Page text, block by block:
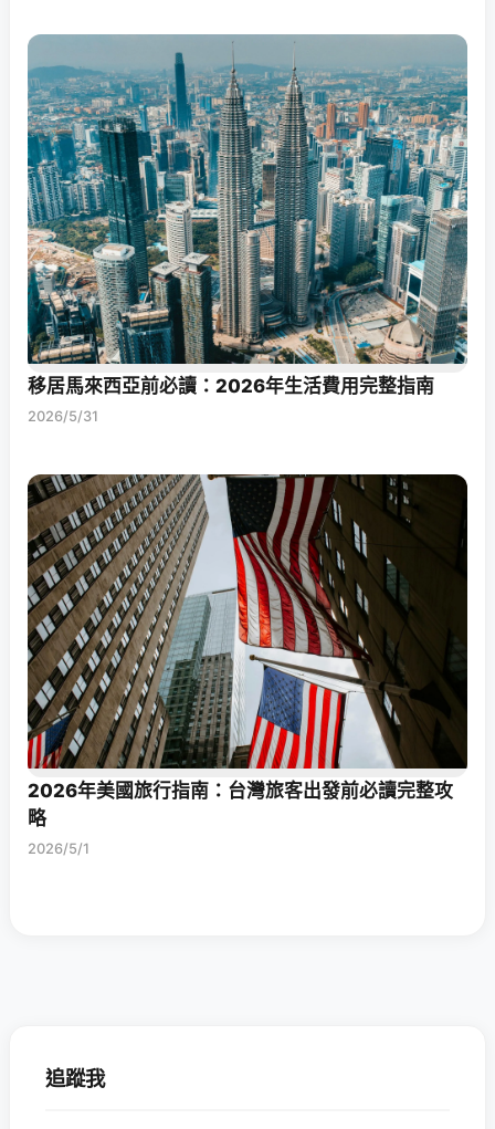
移居馬來西亞前必讀：2026年生活費用完整指南
2026/5/31
2026年美國旅行指南：台灣旅客出發前必讀完整攻
略
2026/5/1
追蹤我